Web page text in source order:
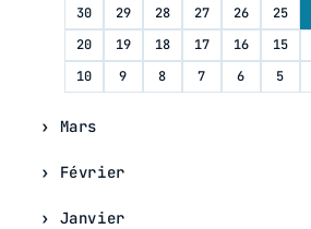
30 29 28 27 26 25
20
19 18 17 16 15
10
9 8 7 6 5
Mars
Février
Janvier